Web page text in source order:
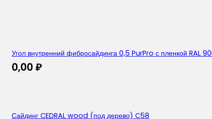
Угол внутренний фибросайдинга 0,5 PurPro с пленкой RAL
0,00 ₽
Сайдинг CEDRAL wood (под дерево) С58